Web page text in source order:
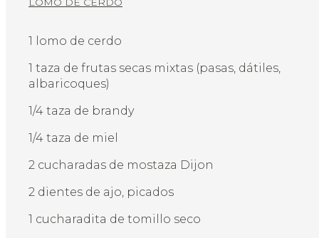
1 lomo de cerdo
1 taza de frutas secas mixtas (pasas, dátiles,
albaricoques)
1/4 taza de brandy
1/4 taza de miel
2 cucharadas de mostaza Dijon
2 dientes de ajo, picados
1 cucharadita de tomillo seco